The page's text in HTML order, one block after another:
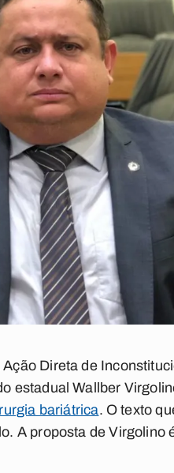
Direta de
estadual Wallber
bariátrica. O texto
A proposta de Virgolino